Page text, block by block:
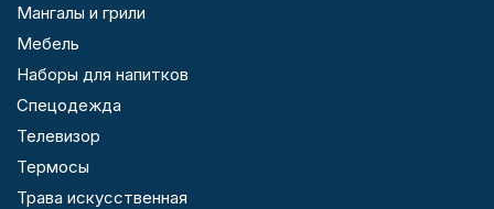
Мангалы и грили
Мебель
Наборы для напитков
Спецодежда
Телевизор
Термосы
Трава искусственная